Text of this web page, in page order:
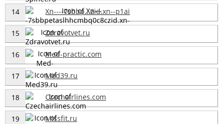
14 Xn----7sbbp...zid.xn--p1ai
15 Zdravotvet.ru
16 Med-practic.com
17 Med39.ru
18 Czechairlines.com
19 Missfit.ru